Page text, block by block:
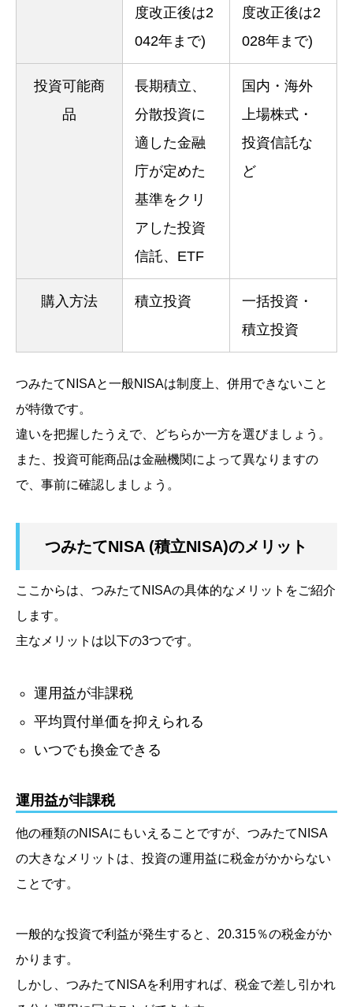
度改正後は2
042年まで)
度改正後は2
028年まで)
投資可能商
品
長期積立、
分散投資に
適した金融
庁が定めた
基準をクリ
アした投資
信託、ETF
国内・海外
上場株式・
投資信託な
ど
購入方法 積立投資
一括投資・
積立投資
つみたてNISAと一般NISAは制度上、併用できないこと
が特徴です。
違いを把握したうえで、どちらか一方を選びましょう。
また、投資可能商品は金融機関によって異なりますの
で、事前に確認しましょう。
つみたてNISA (積立NISA)のメリット
ここからは、つみたてNISAの具体的なメリットをご紹介
します。
主なメリットは以下の3つです。
運用益が非課税
平均買付単価を抑えられる
いつでも換金できる
運用益が非課税
他の種類のNISAにもいえることですが、つみたてNISA
の大きなメリットは、投資の運用益に税金がかからない
ことです。
一般的な投資で利益が発生すると、20.315％の税金がか
かります。
しかし、つみたてNISAを利用すれば、税金で差し引かれ